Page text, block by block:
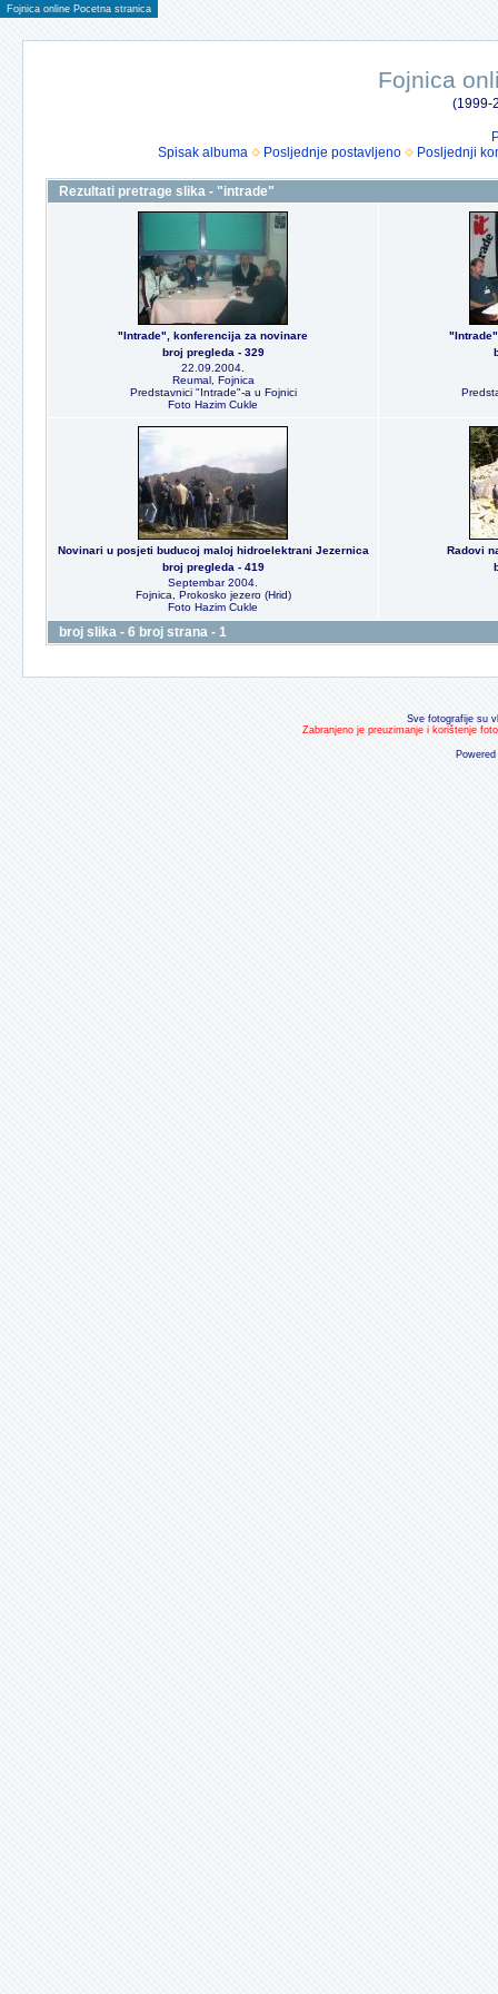
Fojnica online Pocetna stranica
Fojnica
(1999-
Spisak albuma
Posljednje postavljeno Posljednji
Rezultati pretrage slika - "intrade"
"Intrade", konferencija za novinare
broj pregleda - 329
22.09.2004.
Reumal, Fojnica
Predstavnici "Intrade"-a u Fojnici
Foto Hazim Cukle
Novinari u posjeti buducoj maloj hidroelektrani Jezernica
broj pregleda - 419
Septembar 2004.
Fojnica, Prokosko jezero (Hrid)
Foto Hazim Cukle
Radovi
broj slika - 6 broj strana - 1
Sve fotografije su
Zabranjeno je preuzimanje i korištenje